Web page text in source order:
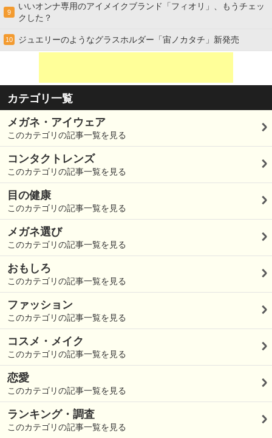
9
いいオンナ専用のアイメイクブランド「フィオリ」、もうチェッ
クした？
10 ジュエリーのようなグラスホルダー「宙ノカタチ」新発売
カテゴリ一覧
メガネ・アイウェア
このカテゴリの記事一覧を見る
コンタクトレンズ
このカテゴリの記事一覧を見る
目の健康
このカテゴリの記事一覧を見る
メガネ選び
このカテゴリの記事一覧を見る
おもしろ
このカテゴリの記事一覧を見る
ファッション
このカテゴリの記事一覧を見る
コスメ・メイク
このカテゴリの記事一覧を見る
恋愛
このカテゴリの記事一覧を見る
ランキング・調査
このカテゴリの記事一覧を見る